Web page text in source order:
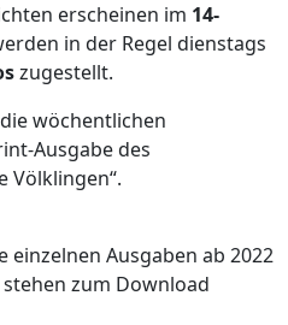
erscheinen im 14-
in der Regel dienstags
zugestellt.
wöchentlichen
Ausgabe des
Völklingen“.
einzelnen Ausgaben ab 2022
zum Download